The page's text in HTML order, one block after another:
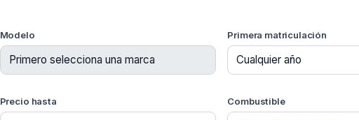
Modelo Primera matriculación
Precio hasta Combustible